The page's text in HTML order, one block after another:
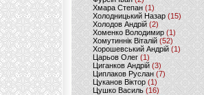
Хмара Степан(1)
Холодницький Назар(15)
Холодов Андрій (2)
Хоменко Володимир (1)
Хомутиннік Віталій (52)
Хорошевський Андрій (1)
Царьов Олег (1)
Циганков Андрій (3)
Циплаков Руслан(7)
Цуканов Віктор (1)
Цушко Василь (16)